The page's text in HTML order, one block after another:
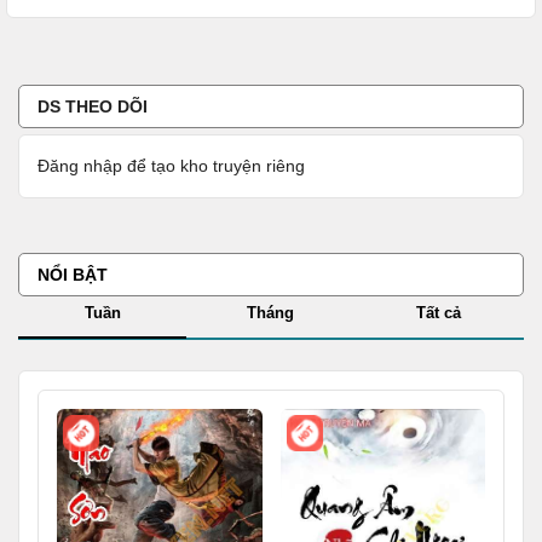
Quang Âm Chi Ngoại - Tập 118
Quang Âm Chi Ngoại - Tập 120
Quang Âm Chi Ngoại - Tập 122
Quang Âm Chi Ngoại - Tập 125
Quang Âm Chi Ngoại - Tập 126
DS THEO DÕI
Đăng nhập để tạo kho truyện riêng
NỔI BẬT
Tuần Tháng Tất cả